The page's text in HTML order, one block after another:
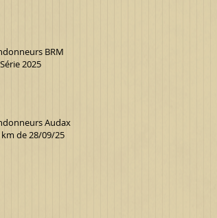
BRM
2025
Audax
km de 28/09/25